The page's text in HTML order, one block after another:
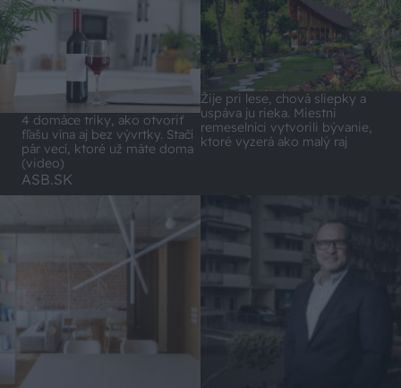
4 domáce triky, ako otvoriť
fľašu vína aj bez vývrtky. Stačí
pár vecí, ktoré už máte doma
(video)
Žije pri lese, chová sliepky a
uspáva ju rieka. Miestni
remeselníci vytvorili bývanie,
ktoré vyzerá ako malý raj
ASB.SK